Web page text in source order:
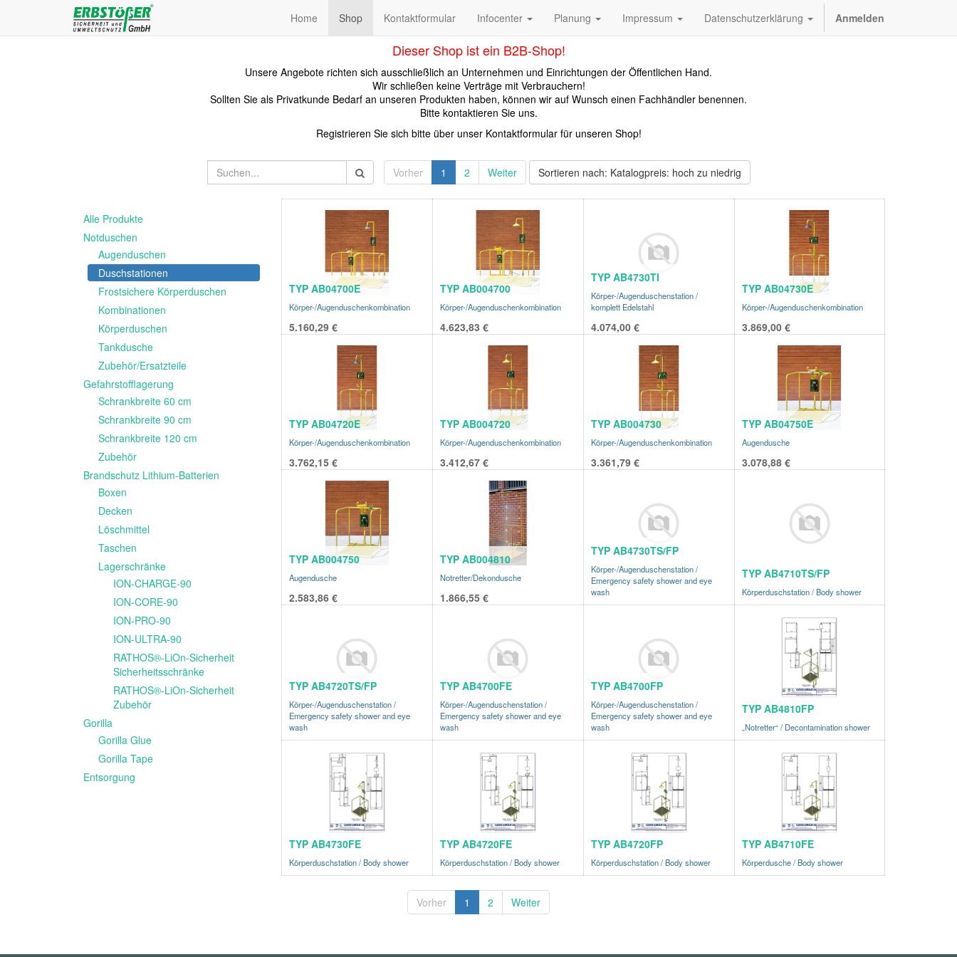
Home Shop Kontaktformular Infocenter Planung Impressum Datenschutzerklärung Anmelden
Dieser Shop ist ein B2B-Shop!
Unsere Angebote richten sich ausschließlich an Unternehmen und Einrichtungen der Öffentlichen Hand.
Wir schließen keine Verträge mit Verbrauchern!
Sollten Sie als Privatkunde Bedarf an unseren Produkten haben, können wir auf Wunsch einen Fachhändler benennen.
Bitte kontaktieren Sie uns.
Registrieren Sie sich bitte über unser Kontaktformular für unseren Shop!
Vorher 1 2 Weiter Sortieren nach: Katalogpreis: hoch zu niedrig
Alle Produkte
Notduschen
Augenduschen
Duschstationen
Frostsichere Körperduschen
Kombinationen
Körperduschen
Tankdusche
Zubehör/Ersatzteile
Gefahrstofflagerung
Schrankbreite 60 cm
Schrankbreite 90 cm
Schrankbreite 120 cm
Zubehör
Brandschutz Lithium-Batterien
Boxen
Decken
Löschmittel
Taschen
Lagerschränke
ION-CHARGE-90
ION-CORE-90
ION-PRO-90
ION-ULTRA-90
RATHOS®-LiOn-Sicherheit
Sicherheitsschränke
RATHOS®-LiOn-Sicherheit
Zubehör
Gorilla
Gorilla Glue
Gorilla Tape
Entsorgung
TYP AB04700E
Körper-/Augenduschenkombination
5.160,29€
TYP AB004700
Körper-/Augenduschenkombination
4.623,83 €
TYP AB4730TI
Körper-/Augenduschenstation /
komplett Edelstahl
4.074,00€
TYP AB04730E
Körper-/Augenduschenkombination
3.869,00€
TYP AB04720E
Körper-/Augenduschenkombination
3.762,15€
TYP AB004720
Körper-/Augenduschenkombination
3.412,67€
TYP AB004730
Körper-/Augenduschenkombination
3.361,79€
TYP AB04750E
Augendusche
3.078,88€
TYP AB004750
Augendusche
2.583,86€
TYP AB004810
Notretter/Dekondusche
1.866,55€
TYP AB4730TS/FP
Körper-/Augenduschenstation /
Emergency safety shower and eye
wash
TYP AB4710TS/FP
Körperduschstation / Body shower
TYP AB4720TS/FP
Körper-/Augenduschenstation /
Emergency safety shower and eye
wash
TYP AB4700FE
Körper-/Augenduschenstation /
Emergency safety shower and eye
wash
TYP AB4700FP
Körper-/Augenduschenstation /
Emergency safety shower and eye
wash
TYP AB4810FP
„Notretter“ / Decontamination shower
TYP AB4730FE
Körperduschstation / Body shower
TYP AB4720FE
Körperduschstation / Body shower
TYP AB4720FP
Körperduschstation / Body shower
TYP AB4710FE
Körperdusche / Body shower
Vorher 1 2 Weiter